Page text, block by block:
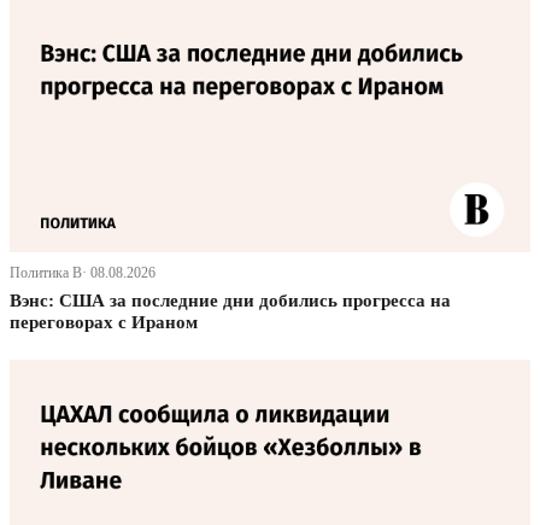
Политика В· 08.08.2026
Вэнс: США за последние дни добились прогресса на
переговорах с Ираном